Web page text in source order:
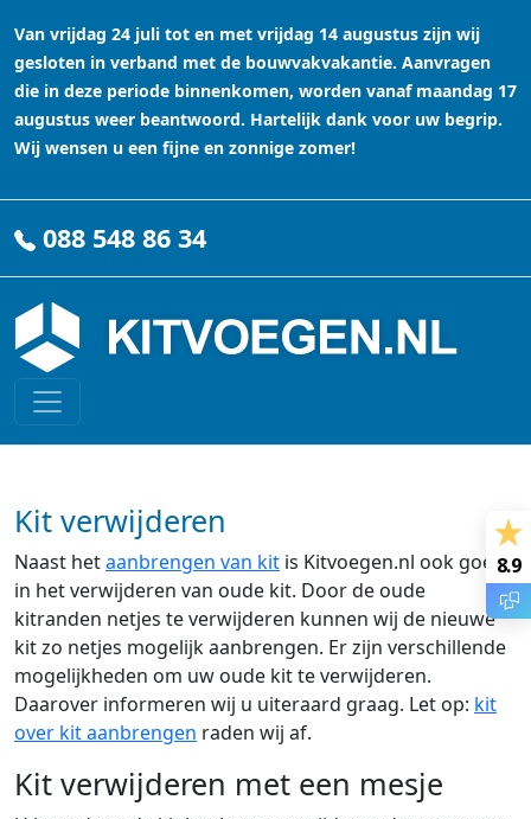
Van vrijdag 24 juli tot en met vrijdag 14 augustus zijn wij
gesloten in verband met de bouwvakvakantie. Aanvragen
die in deze periode binnenkomen, worden vanaf maandag 17
augustus weer beantwoord. Hartelijk dank voor uw begrip.
Wij wensen u een fijne en zonnige zomer!
088 548 86 34
Kit verwijderen
Naast hetaanbrengen van kit is Kitvoegen.nl ook goed
in het verwijderen van oude kit. Door de oude
kitranden netjes te verwijderen kunnen wij de nieuwe
kit zo netjes mogelijk aanbrengen. Er zijn verschillende
mogelijkheden om uw oude kit te verwijderen.
Daarover informeren wij u uiteraard graag. Let op: kit
over kit aanbrengen raden wij af.
Kit verwijderen met een mesje
8.9